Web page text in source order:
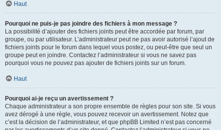
Haut
Pourquoi ne puis-je pas joindre des fichiers à mon message ?
La possibilité d’ajouter des fichiers joints peut être accordée par forum, par
groupe, ou par utilisateur. L’administrateur peut ne pas avoir autorisé l’ajout de
fichiers joints pour le forum dans lequel vous postez, ou peut-être que seul un
groupe peut en joindre. Contactez l’administrateur si vous ne savez pas
pourquoi vous ne pouvez pas ajouter de fichiers joints sur un forum.
Haut
Pourquoi ai-je reçu un avertissement ?
Chaque administrateur a son propre ensemble de règles pour son site. Si vous
avez dérogé à une règle, vous pouvez recevoir un avertissement. Notez que
c’est la décision de l’administrateur, et que phpBB Limited n’est pas concerné